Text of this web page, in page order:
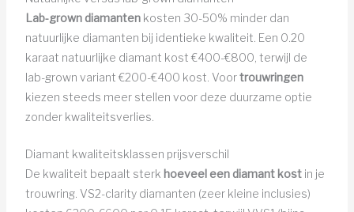
Lab-grown diamantenkosten 30-50% minder dan
natuurlijke diamanten bij identieke kwaliteit. Een 0.20
karaat natuurlijke diamant kost €400-€800, terwijl de
lab-grown variant €200-€400 kost. Voortrouwringen
kiezen steeds meer stellen voor deze duurzame optie
zonder kwaliteitsverlies.
Diamant kwaliteitsklassen prijsverschil
De kwaliteit bepaalt sterk hoeveel een diamant kostin je
trouwring. VS2-clarity diamanten (zeer kleine inclusies)